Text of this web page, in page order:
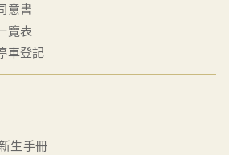
意書
覽表
車登記
生手冊